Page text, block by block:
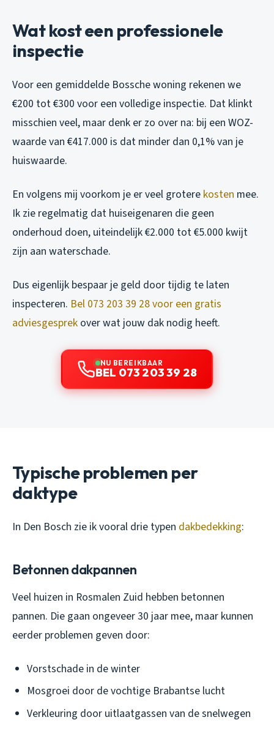
Wat kost een professionele
inspectie
Voor een gemiddelde Bossche woning rekenen we
€200 tot €300 voor een volledige inspectie. Dat klinkt
misschien veel, maar denk er zo over na: bij een WOZ-
waarde van €417.000 is dat minder dan 0,1% van je
huiswaarde.
En volgens mij voorkom je er veel grotere kosten mee.
Ik zie regelmatig dat huiseigenaren die geen
onderhoud doen, uiteindelijk €2.000 tot €5.000 kwijt
zijn aan waterschade.
Dus eigenlijk bespaar je geld door tijdig te laten
inspecteren. Bel 073 203 39 28 voor een gratis
adviesgesprek over wat jouw dak nodig heeft.
NU BEREIKBAAR
BEL 073 203 39 28
Typische problemen per
daktype
In Den Bosch zie ik vooral drie typen dakbedekking:
Betonnen dakpannen
Veel huizen in Rosmalen Zuid hebben betonnen
pannen. Die gaan ongeveer 30 jaar mee, maar kunnen
eerder problemen geven door:
Vorstschade in de winter
Mosgroei door de vochtige Brabantse lucht
Verkleuring door uitlaatgassen van de snelwegen